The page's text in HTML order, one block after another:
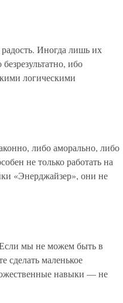
Иногда лишь их
ибо
логическими
либо аморально, либо
не только работать на
«Энерджайзер», они не
мы не можем быть в
сделать маленькое
навыки — не